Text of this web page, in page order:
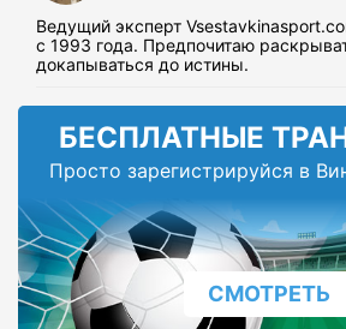
Ведущий эксперт
с 1993 года. Предпочитаю
докапываться до истины.
БЕСПЛАТНЫЕ
Просто зарегистрируйся в
СМОТРЕТЬ